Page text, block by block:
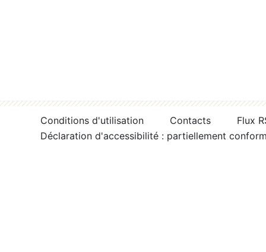
Conditions d'utilisation Contacts
Flux
Déclaration d'accessibilité : partiellement